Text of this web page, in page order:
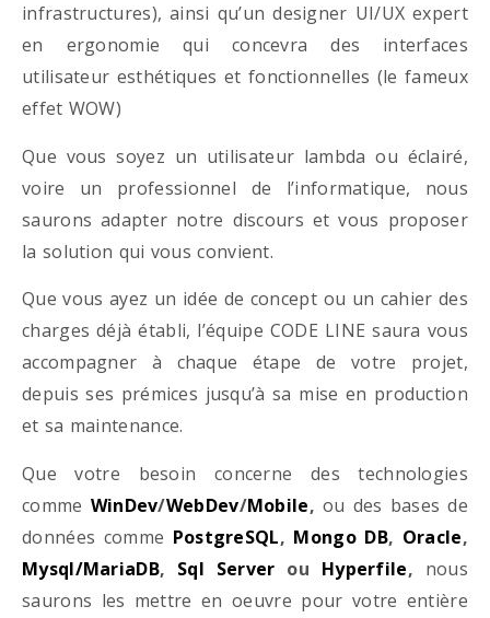
infrastructures), ainsi qu’un designer UI/UX expert
en ergonomie qui concevra des interfaces
utilisateur esthétiques et fonctionnelles (le fameux
effet WOW)
Que vous soyez un utilisateur lambda ou éclairé,
voire un professionnel de l’informatique, nous
saurons adapter notre discours et vous proposer
la solution qui vous convient.
Que vous ayez un idée de concept ou un cahier des
charges déjà établi, l’équipe CODE LINE saura vous
accompagner à chaque étape de votre projet,
depuis ses prémices jusqu’à sa mise en production
et sa maintenance.
Que votre besoin concerne des technologies
comme WinDev/WebDev/Mobile, ou des bases de
données comme PostgreSQL, Mongo DB, Oracle,
Mysql/MariaDB, Sql Server ou Hyperfile, nous
saurons les mettre en oeuvre pour votre entière